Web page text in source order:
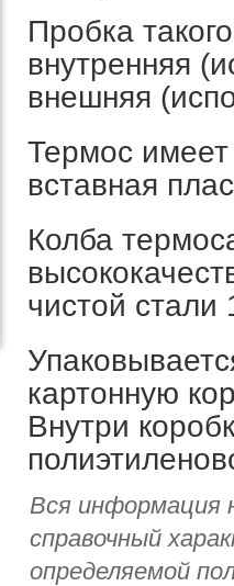
Пробка
внутренняя
внешняя
Термос
вставная
Колба
чистой
картонную
Внутри
Вся информация
справочный
определяемой